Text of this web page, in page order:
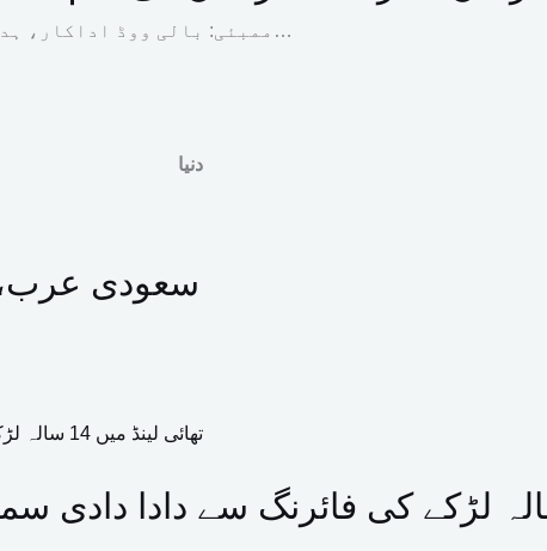
ممبئی: بالی ووڈ اداکار، ہدایت کار اور پروڈیوسر فرحان اختر نے عامر خان اور ہدایت…
دنیا
سعودی عرب،